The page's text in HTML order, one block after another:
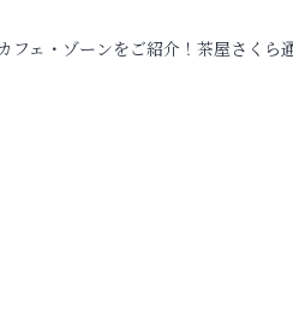
フェ・ゾーンをご紹介！茶屋さくら